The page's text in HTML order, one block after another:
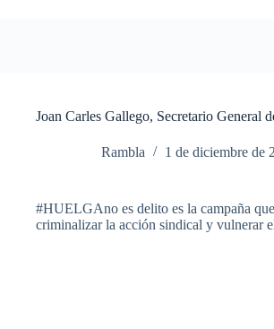
Joan Carles Gallego, Secretario General
Rambla 1 de diciembre de
#HUELGAno es delito es la campaña que
criminalizarla acción sindical y vulnerar